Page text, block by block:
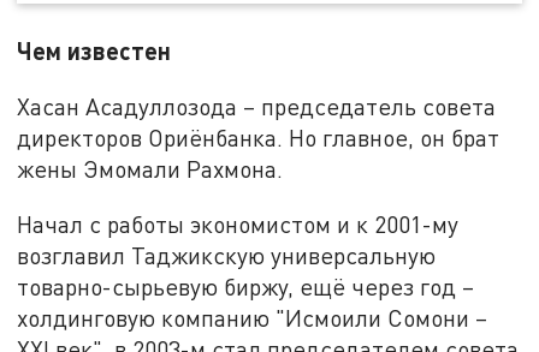
Чем известен
Хасан Асадуллозода – председатель совета
директоров Ориёнбанка. Но главное, он брат
жены Эмомали Рахмона.
Начал с работы экономистом и к 2001-му
возглавил Таджикскую универсальную
товарно-сырьевую биржу, ещё через год –
холдинговую компанию "Исмоили Сомони –